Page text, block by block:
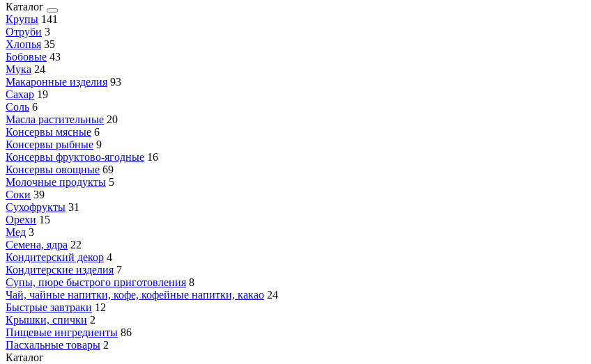
Каталог
Крупы 141
Отруби 3
Хлопья 35
Бобовые 43
Мука 24
Макаронные изделия 93
Сахар 19
Соль 6
Масла растительные 20
Консервы мясные 6
Консервы рыбные 9
Консервы фруктово-ягодные 16
Консервы овощные 69
Молочные продукты 5
Соки 39
Сухофрукты 31
Орехи 15
Мед 3
Семена, ядра 22
Кондитерский декор 4
Кондитерские изделия 7
Супы, пюре быстрого приготовления 8
Чай, чайные напитки, кофе, кофейные напитки, какао 24
Быстрые завтраки 12
Крышки, спички 2
Пищевые ингредиенты 86
Пасхальные товары 2
Каталог